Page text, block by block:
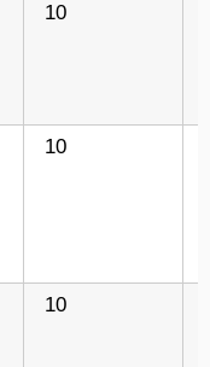
10
10
10